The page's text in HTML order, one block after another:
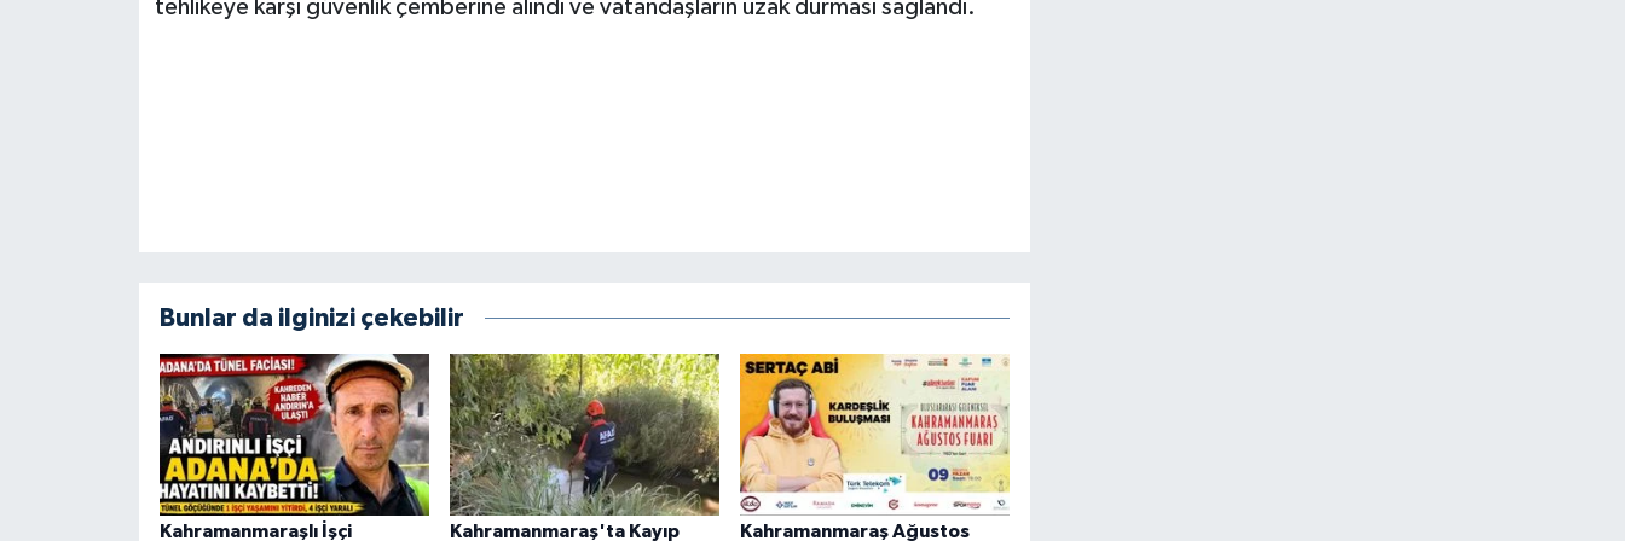
tehlikeye karşı güvenlik çemberine alındı ve vatandaşların uzak durması sağlandı.
Bunlar da ilginizi çekebilir
Kahramanmaraşlı İşçi Kahramanmaraş'ta Kayıp Kahramanmaraş Ağustos